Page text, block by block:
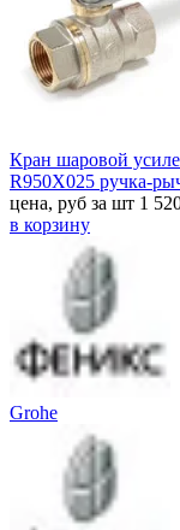
Кран шаровой
R950X025 ручка-
цена, руб за шт 1
в корзину
Grohe